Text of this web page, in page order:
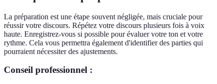
La préparation est une étape souvent négligée, mais cruciale pour
réussir votre discours. Répétez votre discours plusieurs fois à voix
haute. Enregistrez-vous si possible pour évaluer votre ton et votre
rythme. Cela vous permettra également d'identifier des parties qui
pourraient nécessiter des ajustements.
Conseil professionnel :